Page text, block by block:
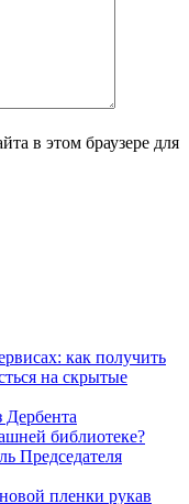
в этом браузере для
как получить
на скрытые
Дербента
библиотеке?
Председателя
пленки рукав